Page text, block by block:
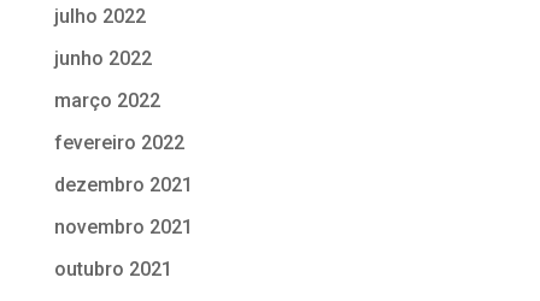
julho 2022
junho 2022
março 2022
fevereiro 2022
dezembro 2021
novembro 2021
outubro 2021